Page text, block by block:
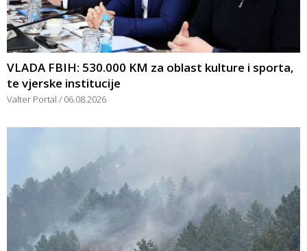
VLADA FBIH: 530.000 KM za oblast kulture i sporta,
te vjerske institucije
Valter Portal 06.08.2026